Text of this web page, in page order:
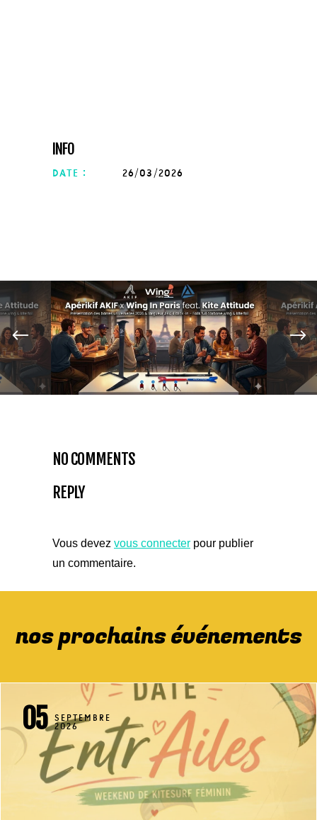
INFO
date : 26/03/2026
NO COMMENTS
REPLY
Vous devez vous connecter pour publier
un commentaire.
nos prochains événements
05
SEPTEMBRE
2026